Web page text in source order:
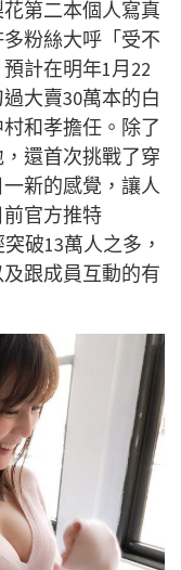
第二本個人寫真
粉絲大呼「受不
計在明年1月 22
大賣30萬本的白
和孝擔任。除了
還首次挑戰了穿
新的感覺，讓人
官方推特
破13萬人之多，
跟成員互動的有